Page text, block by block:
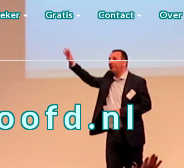
Gratis Contact Over